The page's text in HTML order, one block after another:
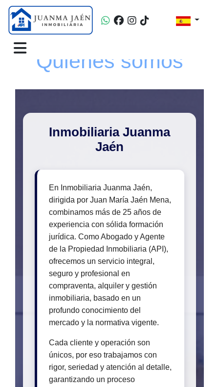
Quiénes somos
Inmobiliaria Juanma
Jaén
En Inmobiliaria Juanma Jaén,
dirigida por Juan María Jaén Mena,
combinamos más de 25 años de
experiencia con sólida formación
jurídica. Como Abogado y Agente
de la Propiedad Inmobiliaria (API),
ofrecemos un servicio integral,
seguro y profesional en
compraventa, alquiler y gestión
inmobiliaria, basado en un
profundo conocimiento del
mercado y la normativa vigente.
Cada cliente y operación son
únicos, por eso trabajamos con
rigor, seriedad y atención al detalle,
garantizando un proceso